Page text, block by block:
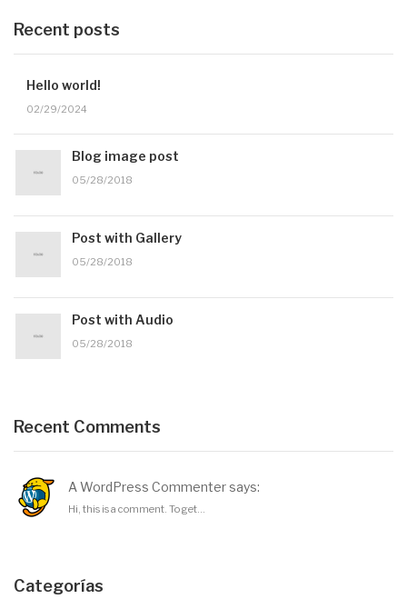
Recent posts
Hello world!
02/29/2024
Blog image post
05/28/2018
Post with Gallery
05/28/2018
Post with Audio
05/28/2018
Recent Comments
A WordPress Commenter says:
Hi, this is a comment. To get...
Categorías